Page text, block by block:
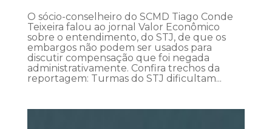
O sócio-conselheiro do SCMD Tiago Conde
Teixeira falou ao jornal Valor Econômico
sobre o entendimento, do STJ, de que os
embargos não podem ser usados para
discutir compensação que foi negada
administrativamente. Confira trechos da
reportagem: Turmas do STJ dificultam...